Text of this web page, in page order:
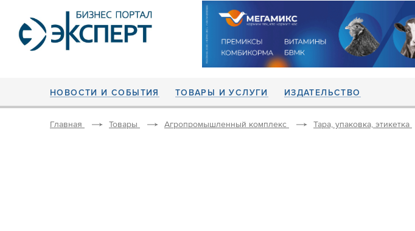
НОВОСТИ И СОБЫТИЯ ТОВАРЫ И УСЛУГИ ИЗДАТЕЛЬСТВО
Главная Товары Агропромышленный комплекс Тара, упаковка, этикетка